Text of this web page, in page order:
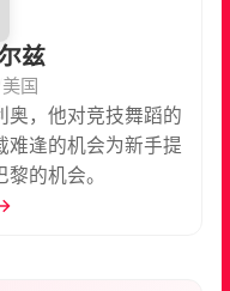
兹
美国
奥，他对竞技舞蹈的
难逢的机会为新手提
的机会。